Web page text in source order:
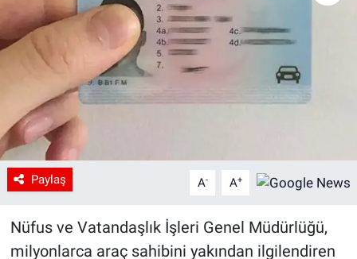
Paylaş A- A+
Nüfus ve Vatandaşlık İşleri Genel Müdürlüğü,
milyonlarca araç sahibini yakından ilgilendiren